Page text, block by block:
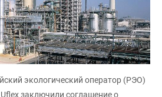
экологический оператор (РЭО)
заключили соглашение о